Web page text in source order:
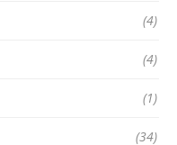
(4)
(4)
(1)
(34)